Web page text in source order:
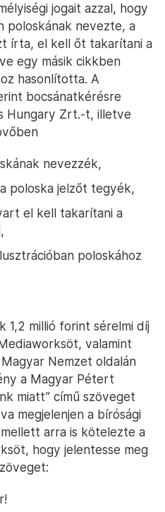
jogait azzal, hogy
poloskának nevezte, a
írta, el kell őt takarítani a
egy másik cikkben
hasonlította. A
bocsánatkérésre
Hungary Zrt.-t, illetve
nevezzék,
poloska jelzőt tegyék,
el kell takarítani a
poloskához
1,2 millió forint sérelmi díj
valamint
Nemzet oldalán
a Magyar Pétert
miatt” című szöveget
megjelenjen a bírósági
arra is kötelezte a
hogy jelentesse meg